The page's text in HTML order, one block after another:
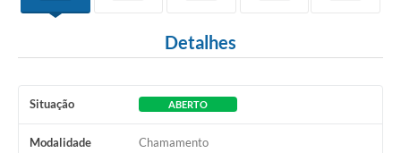
Detalhes
Situação ABERTO
Modalidade Chamamento